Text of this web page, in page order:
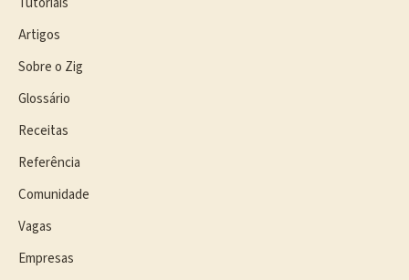
Artigos
Sobre o Zig
Glossário
Receitas
Referência
Comunidade
Vagas
Empresas